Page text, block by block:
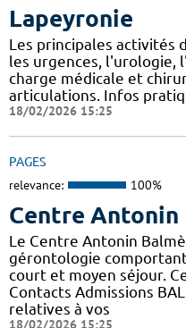
Lapeyronie
Les principales activités
les urgences, l'urologie,
charge médicale et
articulations. Infos
18/02/2026 15:25
PAGES
relevance: 100%
Centre Antonin
Le Centre Antonin
gérontologie
court et moyen séjour.
Contacts Admissions
relatives à vos
18/02/2026 15:25